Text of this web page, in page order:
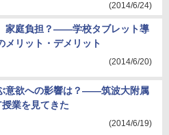
(2014/6/24)
庭負担？――学校タブレット導
メリット・デメリット
(2014/6/20)
意欲への影響は？――筑波大附属
業を見てきた
(2014/6/19)